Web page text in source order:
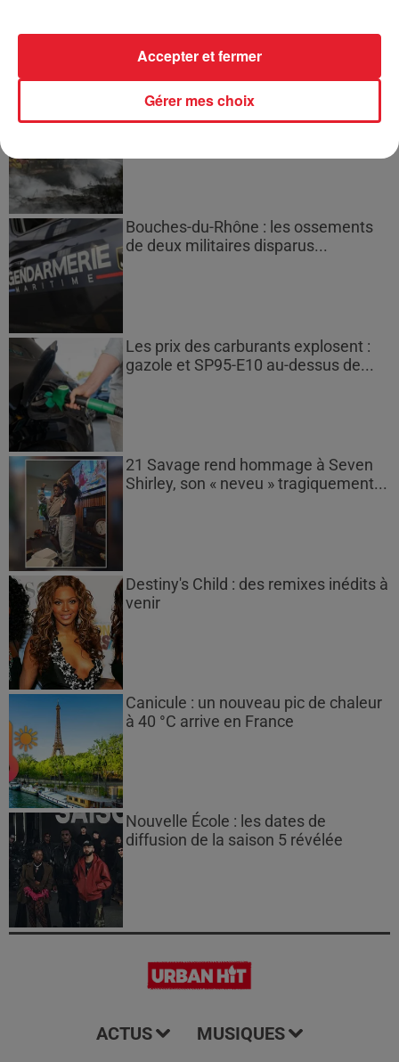
Incendies en Gironde : encore
plusieurs semaines avant
Bouches-du-Rhône : les ossements
de deux militaires disparus...
Les prix des carburants explosent :
gazole et SP95-E10 au-dessus de...
21 Savage rend hommage à Seven
Shirley, son « neveu » tragiquement...
Destiny's Child : des remixes inédits à
venir
Canicule : un nouveau pic de chaleur
à 40 °C arrive en France
Nouvelle École : les dates de
diffusion de la saison 5 révélée
ACTUS MUSIQUES
Gérer mes choix
Accepter et fermer